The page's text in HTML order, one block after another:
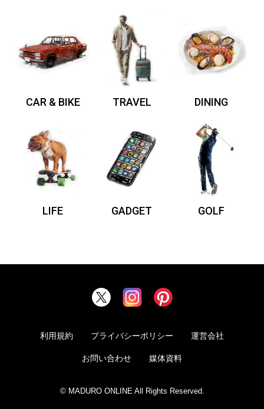
CAR & BIKE TRAVEL DINING
LIFE GADGET GOLF
利用規約 プライバシーポリシー 運営会社
お問い合わせ 媒体資料
© MADURO ONLINE All Rights Reserved.